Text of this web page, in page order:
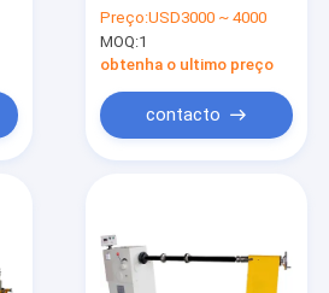
transformador que
faz a bobina do fio
Preço:USD3000 ~ 4000
MOQ:1
obtenha o ultimo preço
contacto